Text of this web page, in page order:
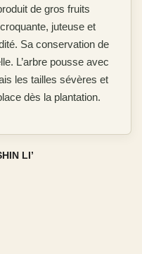
de gros fruits
juteuse et
Sa conservation de
L’arbre pousse avec
les tailles sévères et
dès la plantation.
LI’